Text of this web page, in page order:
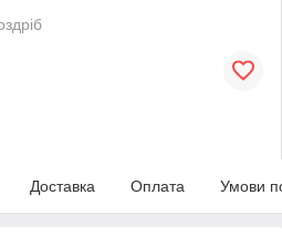
Доставка Оплата Умови